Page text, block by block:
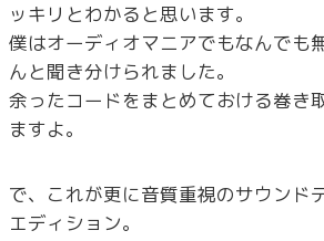
ッキリとわかると思います。
僕はオーディオマニアでもなんでも
んと聞き分けられました。
余ったコードをまとめておける巻き
ますよ。
で、これが更に音質重視のサウンド
エディション。